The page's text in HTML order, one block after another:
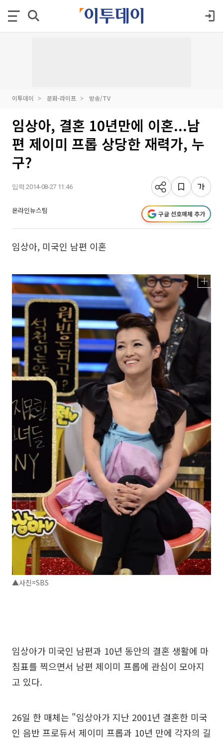
이투데이 문화·라이프 방송/TV
임상아, 결혼 10년만에 이혼...남
편 제이미 프롭 상당한 재력가, 누
구?
입력 2014-08-27 11:46
온라인뉴스팀 구글 선호매체 추가
임상아, 미국인 남편 이혼
▲사진=SBS
임상아가 미국인 남편과 10년 동안의 결혼 생활에 마
침표를 찍으면서 남편 제이미 프롭에 관심이 모아지
고 있다.
26일 한 매체는 "임상아가 지난 2001년 결혼한 미국
인 음반 프로듀서 제이미 프롭과 10년 만에 각자의 길